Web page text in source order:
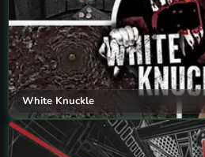
White Knuckle